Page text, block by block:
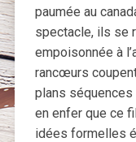
paumée au
spectacle, ils se
empoisonnée à
rancœurs
plans séquences
en enfer que ce
idées formelles